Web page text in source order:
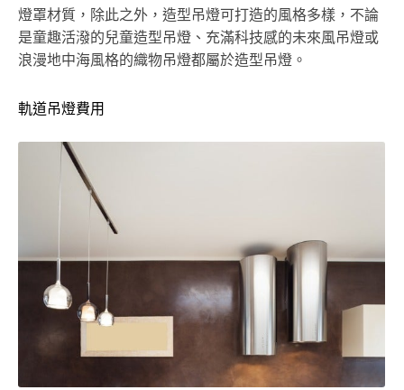
燈罩材質，除此之外，造型吊燈可打造的風格多樣，不論
是童趣活潑的兒童造型吊燈、充滿科技感的未來風吊燈或
浪漫地中海風格的織物吊燈都屬於造型吊燈。
軌道吊燈費用